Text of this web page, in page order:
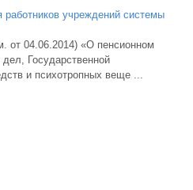
работников учреждений системы
от 04.06.2014) «О пенсионном
Государственной
и психотропных веще ...